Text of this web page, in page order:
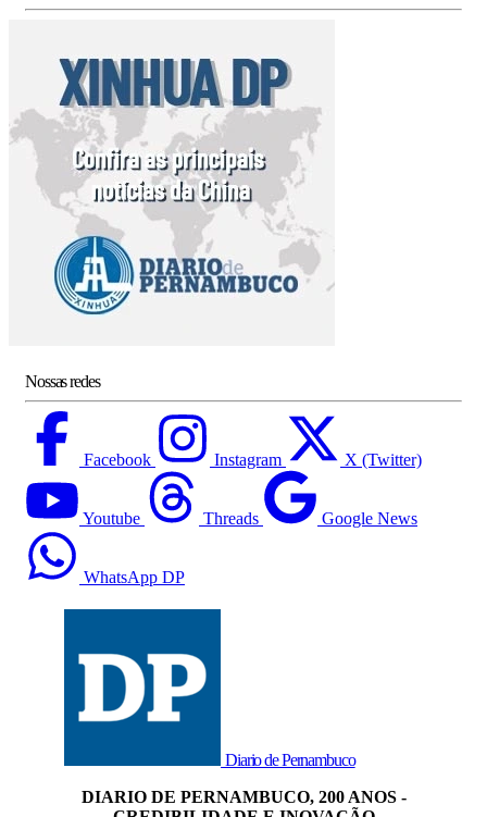
Nossas redes
Facebook Instagram X (Twitter)
Youtube Threads Google News
WhatsApp DP
Diario de Pernambuco
DIARIO DE PERNAMBUCO, 200 ANOS -